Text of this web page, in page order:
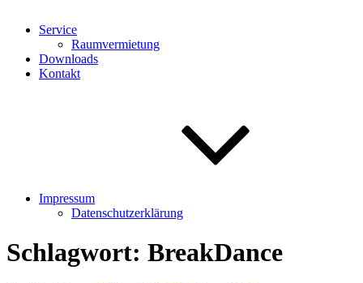
Service
Raumvermietung
Downloads
Kontakt
Impressum
Datenschutzerklärung
Schlagwort: BreakDance